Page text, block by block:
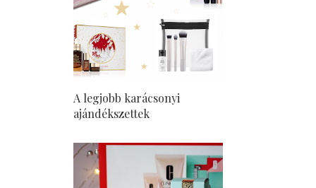
A legjobb karácsonyi
ajándékszettek